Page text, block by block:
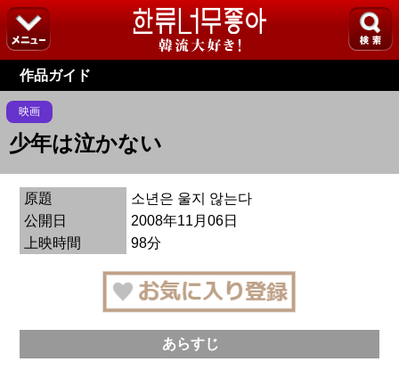
作品ガイド
映画
少年は泣かない
原題
소년은 울지 않는다
公開日
2008年11月06日
上映時間
98分
あらすじ